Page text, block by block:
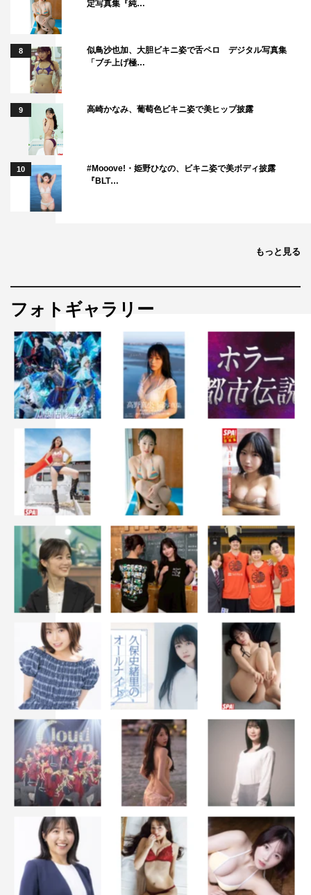
定写真集『純…
8
似鳥沙也加、大胆ビキニ姿で舌ペロ デジタル写真集
「ブチ上げ極…
9 高崎かなみ、葡萄色ビキニ姿で美ヒップ披露
10
#Mooove!・姫野ひなの、ビキニ姿で美ボディ披露
『BLT…
もっと見る
フォトギャラリー